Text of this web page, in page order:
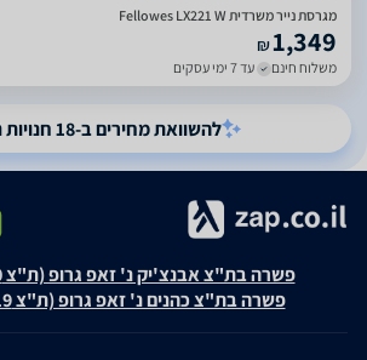
מגרסת נייר משרדית Fellowes LX221 W
₪1,349
משלוח חינם עד 7 ימי עסקים
להשוואת מחירים ב-18 חנויות נוספות
פשרה בת"צ אבנצ'יק נ' זאפ גרופ (ת"צ 23008-08-20)
פשרה בת"צ כהנים נ' זאפ גרופ (ת"צ 60371-12-19)